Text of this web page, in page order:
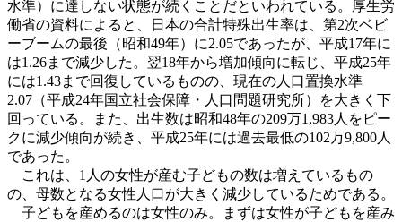
水準）に達しない状態が続くことだといわれている。厚生労
働省の資料によると、日本の合計特殊出生率は、第2次ベビ
ーブームの最後（昭和49年）に2.05であったが、平成17年に
は1.26まで減少した。翌18年から増加傾向に転じ、平成25年
には1.43まで回復しているものの、現在の人口置換水準
2.07（平成24年国立社会保障・人口問題研究所）を大きく下
回っている。また、出生数は昭和48年の209万1,983人をピー
クに減少傾向が続き、平成25年には過去最低の102万9,800人
であった。
これは、1人の女性が産む子どもの数は増えているもの
の、母数となる女性人口が大きく減少しているためである。
子どもを産めるのは女性のみ。まずは女性が子どもを産み